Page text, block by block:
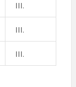
III.
III.
III.